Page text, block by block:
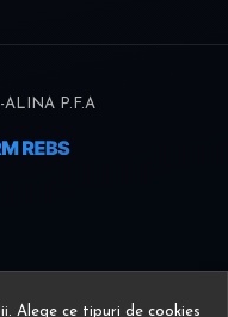
P.F.A
. Alege ce tipuri de cookies